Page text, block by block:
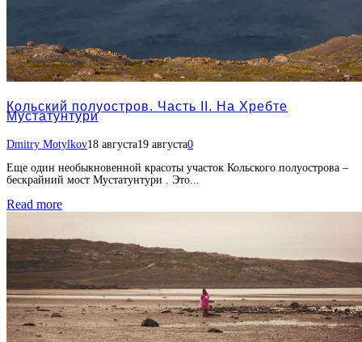
Кольский полуостров. Часть II. На Хребте
Мустатунтури
Dmitry Motylkov18 августа19 августа0
Еще один необыкновенной красоты участок Кольского полуострова –
бескрайний мост Мустатунтури . Это...
Read more